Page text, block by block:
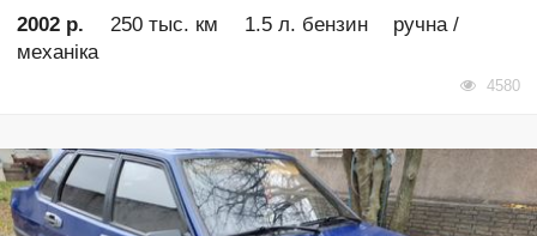
2002 р. 250 тыс. км 1.5 л. бензин
ручна /
механіка
4580